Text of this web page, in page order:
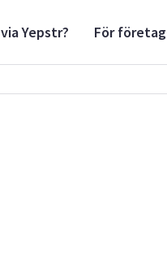
Yepstr? För företag